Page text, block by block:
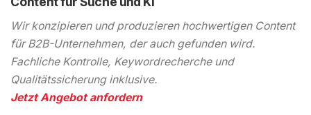
Wir konzipieren und produzieren hochwertigen Content
für B2B-Unternehmen, der auch gefunden wird.
Fachliche Kontrolle, Keywordrecherche und
Qualitätssicherung inklusive.
Jetzt Angebot anfordern